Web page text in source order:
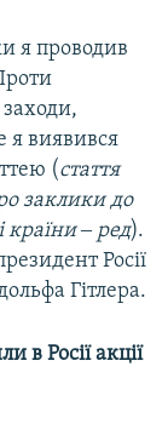
я проводив
заходи,
я виявився
(стаття
заклики до
країни ‒ ред).
Росії
Гітлера.
в Росії акції